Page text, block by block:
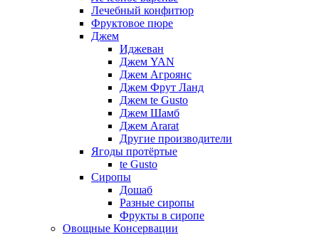
Лечебный конфитюр
Фруктовое пюре
Джем
Иджеван
Джем YAN
Джем Агроянс
Джем Фрут Ланд
Джем te Gusto
Джем Шамб
Джем Ararat
Другие производители
Ягоды протёртые
te Gusto
Сиропы
Дошаб
Разные сиропы
Фрукты в сиропе
Овощные Консервации